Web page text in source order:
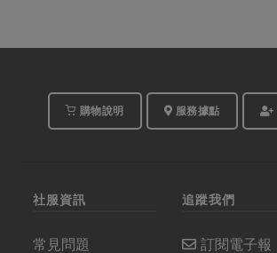
購物說明 服務據點
社服資訊
常見問題
追蹤我們
訂閱電子報